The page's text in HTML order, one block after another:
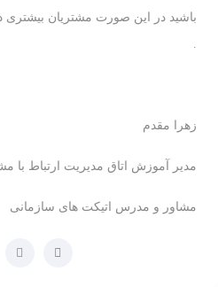
باشید در این صورت مشتریان
.
زهرا مقدم
مدیر آموزش اتاق مدیریت ارتباط با
مشاور و مدرس اتیکت های سازمانی